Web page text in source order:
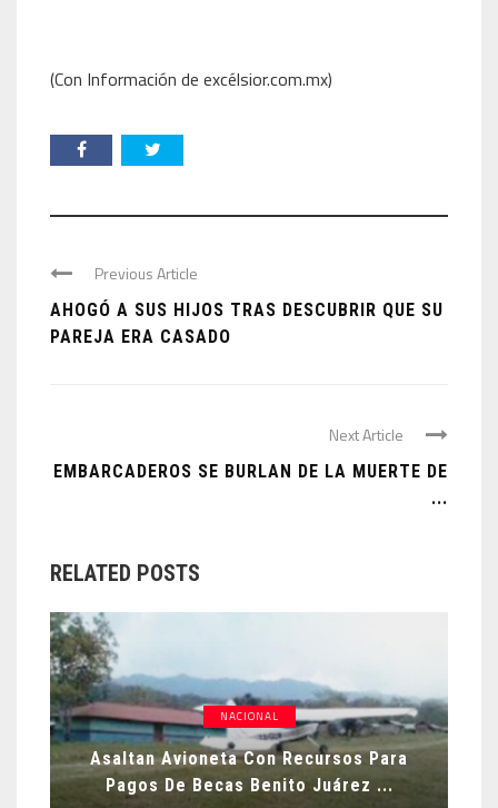
(Con Información de excélsior.com.mx)
Previous Article
AHOGÓ A SUS HIJOS TRAS DESCUBRIR QUE SU
PAREJA ERA CASADO
Next Article
EMBARCADEROS SE BURLAN DE LA MUERTE DE
...
RELATED POSTS
NACIONAL
Asaltan Avioneta Con Recursos Para
Pagos De Becas Benito Juárez ...